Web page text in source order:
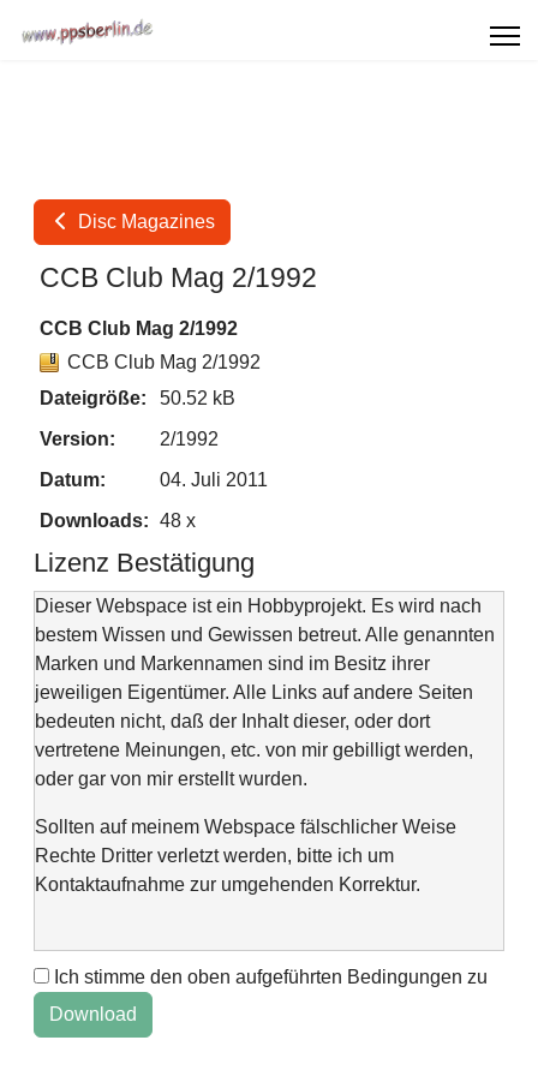
Disc Magazines
CCB Club Mag 2/1992
CCB Club Mag 2/1992
CCB Club Mag 2/1992
Dateigröße:
50.52 kB
Version:
2/1992
Datum:
04. Juli 2011
Downloads: 48 x
Lizenz Bestätigung
Dieser Webspace ist ein Hobbyprojekt. Es wird nach
bestem Wissen und Gewissen betreut. Alle genannten
Marken und Markennamen sind im Besitz ihrer
jeweiligen Eigentümer. Alle Links auf andere Seiten
bedeuten nicht, daß der Inhalt dieser, oder dort
vertretene Meinungen, etc. von mir gebilligt werden,
oder gar von mir erstellt wurden.
Sollten auf meinem Webspace fälschlicher Weise
Rechte Dritter verletzt werden, bitte ich um
Kontaktaufnahme zur umgehenden Korrektur.
This web space is a project of my spare time and not
intended to make money with it. It is not wanted to harm
anyone. If you find errors or anything else, please
Ich stimme den oben aufgeführten Bedingungen zu